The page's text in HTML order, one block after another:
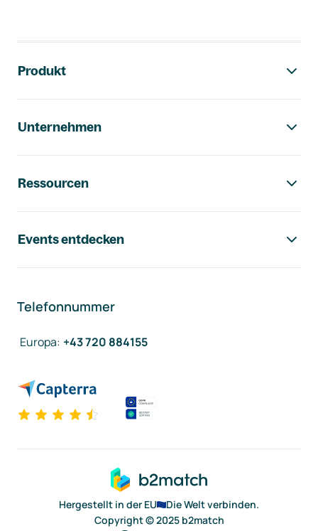
Produkt
Unternehmen
Ressourcen
Events entdecken
Telefonnummer
Europa: +43 720 884155
Hergestellt in der EU
Die Welt verbinden.
Copyright © 2025 b2match